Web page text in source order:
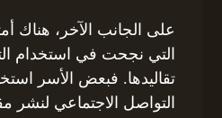
على الجانب الآخر، هناك
التي نجحت في استخدام
تقاليدها. فبعض الأسر
التواصل الاجتماعي لنشر